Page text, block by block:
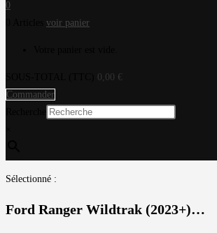
0
voir panier
0,00 €
Commander
Sélectionné :
Ford Ranger Wildtrak (2023+)…